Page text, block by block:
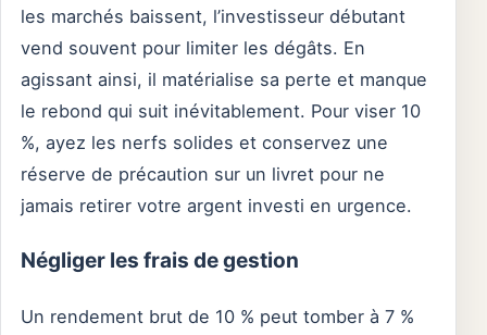
les marchés baissent, l’investisseur débutant
vend souvent pour limiter les dégâts. En
agissant ainsi, il matérialise sa perte et manque
le rebond qui suit inévitablement. Pour viser 10
%, ayez les nerfs solides et conservez une
réserve de précaution sur un livret pour ne
jamais retirer votre argent investi en urgence.
Négliger les frais de gestion
Un rendement brut de 10 % peut tomber à 7 %